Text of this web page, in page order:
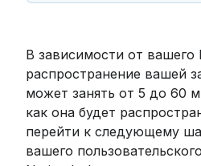
В зависимости от вашего
распространение вашей
может занять от 5 до 60
как она будет
перейти к следующему
вашего